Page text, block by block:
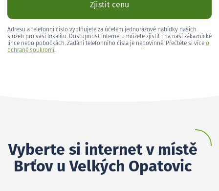
Zjistit cenu
Adresu a telefonní číslo vyplňujete za účelem jednorázové nabídky našich
služeb pro vaši lokalitu. Dostupnost internetu můžete zjistit i na naší zákaznické
lince nebo pobočkách. Zadání telefonního čísla je nepovinné. Přečtěte si více o
ochraně soukromí.
Vyberte si internet v místě
Brťov u Velkých Opatovic